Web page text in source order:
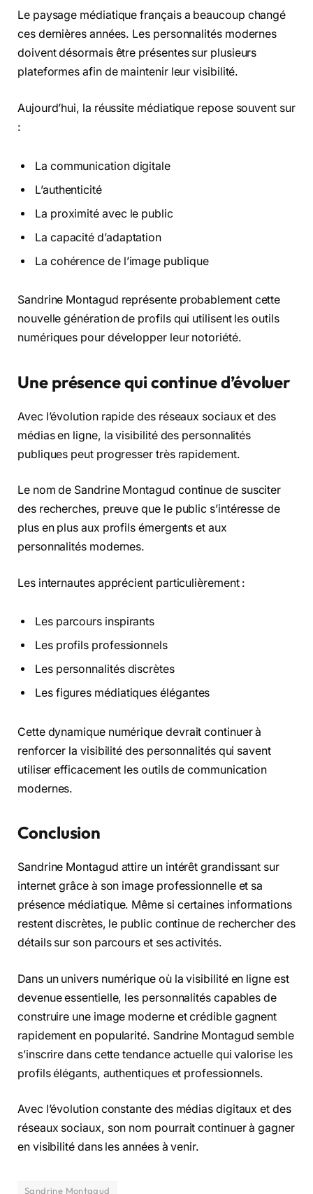
Le paysage médiatique français a beaucoup changé
ces dernières années. Les personnalités modernes
doivent désormais être présentes sur plusieurs
plateformes afin de maintenir leur visibilité.
Aujourd’hui, la réussite médiatique repose souvent sur
:
La communication digitale
L’authenticité
La proximité avec le public
La capacité d’adaptation
La cohérence de l’image publique
Sandrine Montagud représente probablement cette
nouvelle génération de profils qui utilisent les outils
numériques pour développer leur notoriété.
Une présence qui continue d’évoluer
Avec l’évolution rapide des réseaux sociaux et des
médias en ligne, la visibilité des personnalités
publiques peut progresser très rapidement.
Le nom de Sandrine Montagud continue de susciter
des recherches, preuve que le public s’intéresse de
plus en plus aux profils émergents et aux
personnalités modernes.
Les internautes apprécient particulièrement :
Les parcours inspirants
Les profils professionnels
Les personnalités discrètes
Les figures médiatiques élégantes
Cette dynamique numérique devrait continuer à
renforcer la visibilité des personnalités qui savent
utiliser efficacement les outils de communication
modernes.
Conclusion
Sandrine Montagud attire un intérêt grandissant sur
internet grâce à son image professionnelle et sa
présence médiatique. Même si certaines informations
restent discrètes, le public continue de rechercher des
détails sur son parcours et ses activités.
Dans un univers numérique où la visibilité en ligne est
devenue essentielle, les personnalités capables de
construire une image moderne et crédible gagnent
rapidement en popularité. Sandrine Montagud semble
s’inscrire dans cette tendance actuelle qui valorise les
profils élégants, authentiques et professionnels.
Avec l’évolution constante des médias digitaux et des
réseaux sociaux, son nom pourrait continuer à gagner
en visibilité dans les années à venir.
Sandrine Montagud